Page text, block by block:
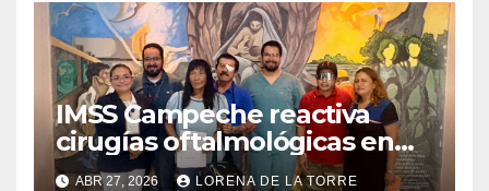
IMSS Campeche reactiva
cirugías oftalmológicas en
Ciudad del Carmen
ABR 27, 2026 LORENA DE LA TORRE